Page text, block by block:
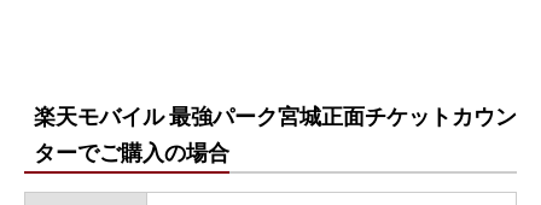
楽天モバイル 最強パーク宮城正面チケットカウン
ターでご購入の場合